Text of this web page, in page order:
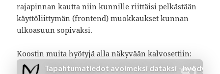
rajapinnan kautta niin kunnille riittäisi pelkästään
käyttöliittymän (frontend) muokkaukset kunnan
ulkoasuun sopivaksi.
Koostin muita hyötyjä alla näkyvään kalvosettiin: